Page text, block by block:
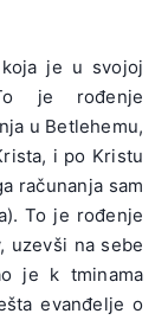
je u svojoj
je rođenje
u Betlehemu,
i po Kristu
računanja sam
To je rođenje
uzevši na sebe
je k tminama
evanđelje o